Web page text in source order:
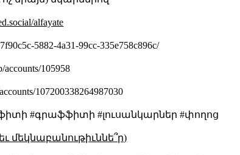
alfayate
5882-4a31-99cc-335e758c896c/
105958
107200338264987030
#գրաֆֆիտի #լուսանկարներ #փողոց
մեկնաբանութիւննե՞ր)